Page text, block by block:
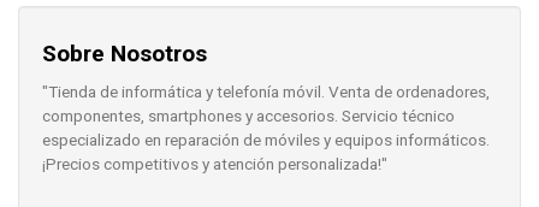
Sobre Nosotros
"Tienda de informática y telefonía móvil. Venta de ordenadores,
componentes, smartphones y accesorios. Servicio técnico
especializado en reparación de móviles y equipos informáticos.
¡Precios competitivos y atención personalizada!"